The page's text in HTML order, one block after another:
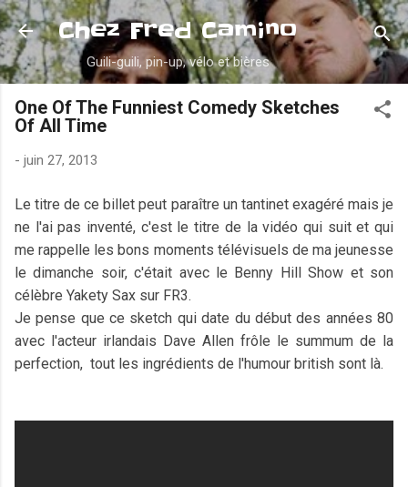
Accéder au contenu principal
Chez Fred Camino
Guili-guili, pin-up, vélo et bières
One Of The Funniest Comedy Sketches
Of All Time
- juin 27, 2013
Le titre de ce billet peut paraître un tantinet exagéré mais je
ne l'ai pas inventé, c'est le titre de la vidéo qui suit et qui
me rappelle les bons moments télévisuels de ma jeunesse
le dimanche soir, c'était avec le Benny Hill Show et son
célèbre Yakety Sax sur FR3.
Je pense que ce sketch qui date du début des années 80
avec l'acteur irlandais Dave Allen frôle le summum de la
perfection, tout les ingrédients de l'humour british sont là.